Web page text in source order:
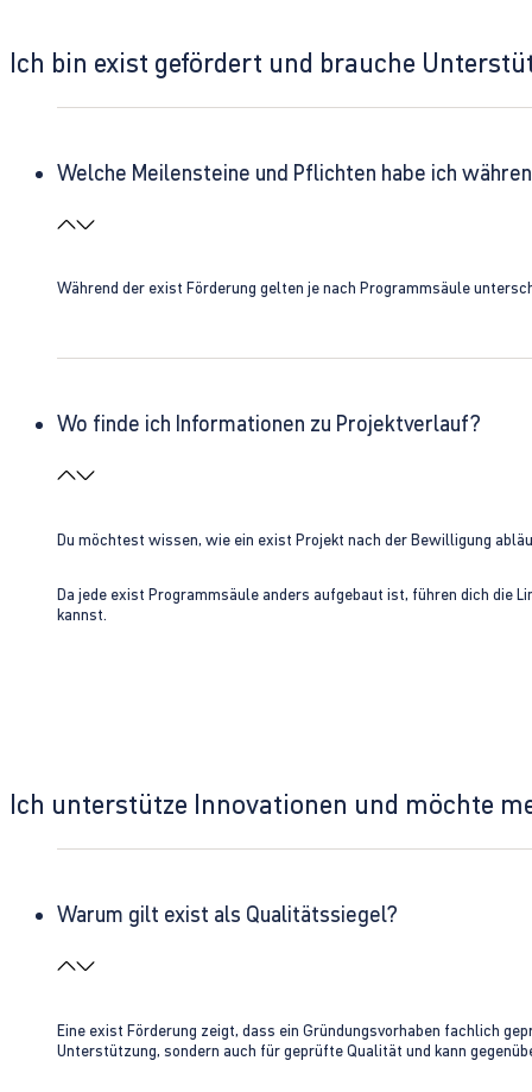
Ich bin exist gefördert und brauche
Welche Meilensteine und Pflichten habe ich
Während der exist Förderung gelten je nach Programmsäule
Wo finde ich Informationen zu Projektverlauf?
Du möchtest wissen, wie ein exist Projekt nach der Bewilligung
Da jede exist Programmsäule anders aufgebaut ist, führen dich die
kannst.
Ich unterstütze Innovationen und möchte
Warum gilt exist als Qualitätssiegel?
Eine exist Förderung zeigt, dass ein Gründungsvorhaben fachlich
Unterstützung, sondern auch für geprüfte Qualität und kann